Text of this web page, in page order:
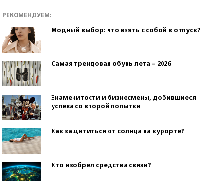
РЕКОМЕНДУЕМ:
Модный выбор: что взять с собой в отпуск?
Самая трендовая обувь лета – 2026
Знаменитости и бизнесмены, добившиеся
успеха со второй попытки
Как защититься от солнца на курорте?
Кто изобрел средства связи?